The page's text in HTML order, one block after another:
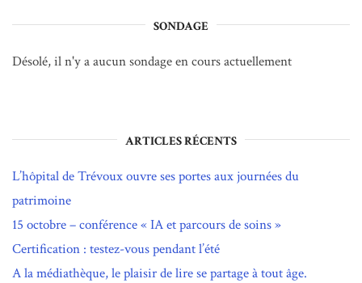
SONDAGE
Désolé, il n'y a aucun sondage en cours actuellement
ARTICLES RÉCENTS
L’hôpital de Trévoux ouvre ses portes aux journées du
patrimoine
15 octobre – conférence « IA et parcours de soins »
Certification : testez-vous pendant l’été
A la médiathèque, le plaisir de lire se partage à tout âge.